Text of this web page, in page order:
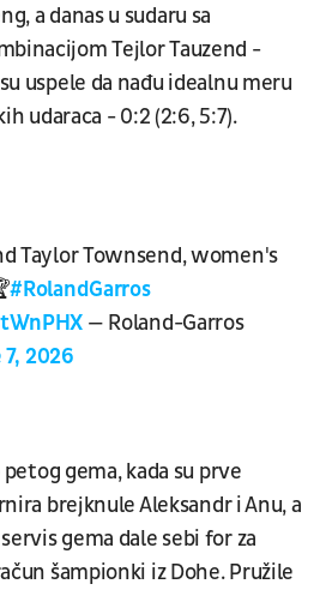
a danas u sudaru sa
Tejlor Tauzend -
uspele da nađu idealnu meru
udaraca - 0:2 (2:6, 5:7).
Taylor Townsend, women's
#RolandGarros
— Roland-Garros
2026
gema, kada su prve
brejknule Aleksandr i Anu, a
gema dale sebi for za
šampionki iz Dohe. Pružile